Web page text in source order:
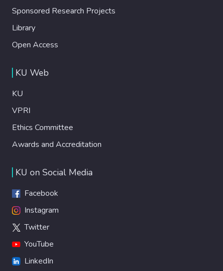
Sponsored Research Projects
Library
Open Access
KU Web
KU
VPRI
Ethics Committee
Awards and Accreditation
KU on Social Media
Facebook
Instagram
Twitter
YouTube
LinkedIn